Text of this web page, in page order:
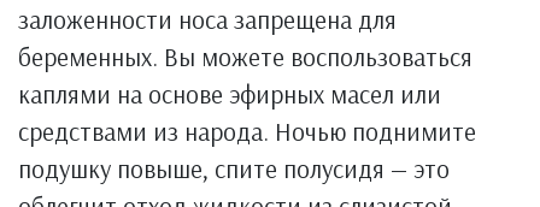
заложенности носа запрещена для
беременных. Вы можете воспользоваться
каплями на основе эфирных масел или
средствами из народа. Ночью поднимите
подушку повыше, спите полусидя — это